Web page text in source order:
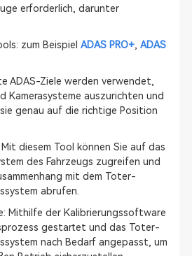
erforderlich, darunter
zum Beispiel ADAS PRO+, ADAS
ADAS-Ziele werden verwendet,
Kamerasysteme auszurichten und
genau auf die richtige Position
Mit diesem Tool können Sie auf das
des Fahrzeugs zugreifen und
mit dem Toter-
abrufen.
Mithilfe der Kalibrierungssoftware
gestartet und das Toter-
nach Bedarf angepasst, um